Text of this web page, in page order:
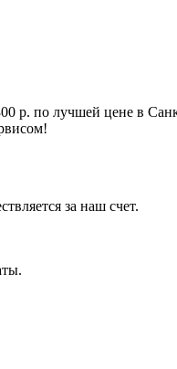
по лучшей цене в
за наш счет.